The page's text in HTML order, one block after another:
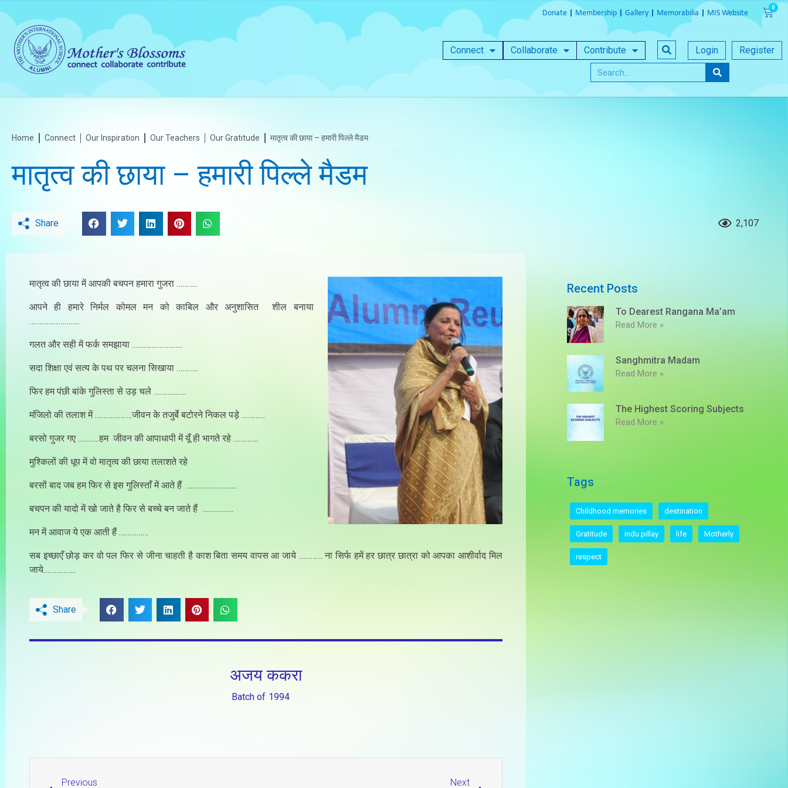
Donate Membership Gallery Memorabilia MIS Website
Connect Collaborate Contribute Login Register
Home Connect Our Inspiration Our Teachers Our Gratitude मातृत्व की छाया – हमारी पिल्ले मैडम
मातृत्व की छाया – हमारी पिल्ले मैडम
Share 2,107
मातृत्व की छाया में आपकी बचपन हमारा गुजरा ………..
आपने ही हमारे निर्मल कोमल मन को काबिल और अनुशासित शील बनाया
……………………..
गलत और सही में फर्क समझाया ……………………..
सदा शिक्षा एवं सत्य के पथ पर चलना सिखाया ………..
फिर हम पंछी बांके गुलिस्ता से उड़ चले ……………..
मंजिलो की तलाश में ……………….जीवन के तजुर्बे बटोरने निकल पड़े …………
बरसो गुजर गए ………..हम जीवन की आपाधापी में यूँ ही भागते रहे ………….
मुश्किलों की धूप में वो मातृत्व की छाया तलाशते रहे
बरसों बाद जब हम फिर से इस गुलिस्ताँ में आते हैं ……………………..
बचपन की यादो में खो जाते है फिर से बच्चे बन जाते हैं …………….
मन में आवाज ये एक आती हैं ……………
सब इच्छाएँ छोड़ कर वो पल फिर से जीना चाहती है काश बिता समय वापस आ जाये ………… ना सिर्फ हमें हर छात्र छात्रा को आपका आशीर्वाद मिल
जाये……………..
Share
अजय ककरा
Batch of 1994
Previous Next
Recent Posts
To Dearest Rangana Ma’am
Read More »
Sanghmitra Madam
Read More »
The Highest Scoring Subjects
Read More »
Tags
Childhood memories destination
Gratitude indu pillay life Motherly
respect